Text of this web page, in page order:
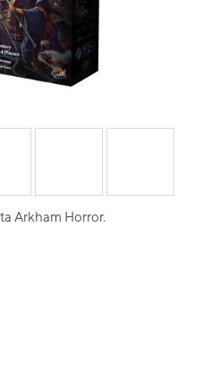
Arkham Horror.